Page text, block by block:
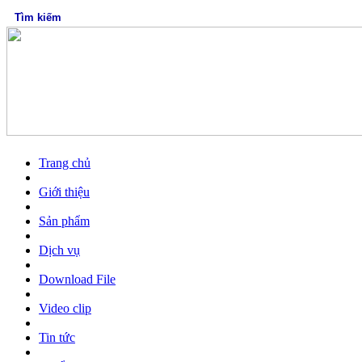
Trang chủ
Giới thiệu
Sản phẩm
Dịch vụ
Download File
Video clip
Tin tức